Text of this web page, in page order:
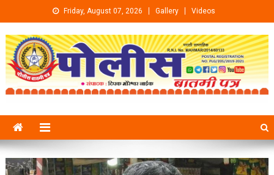
Skip to content Friday, August 07, 2026 Gallery Videos